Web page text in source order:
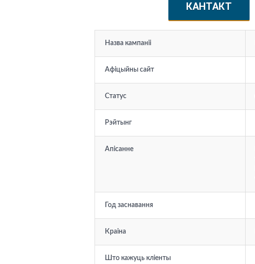
КАНТАКТ
Назва кампаніі
Афіцыйны сайт
Статус
Рэйтынг
Апісанне
Год заснавання
Краіна
Што кажуць кліенты